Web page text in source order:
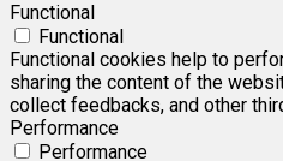
Functional
Functional
Functional cookies help to
sharing the content of the
collect feedbacks, and other
Performance
Performance